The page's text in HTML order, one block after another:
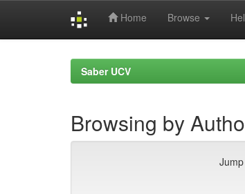
Home Browse
Saber UCV
Browsing by